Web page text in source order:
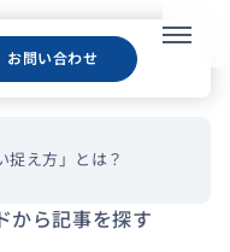
メニュ
お問い合わせ
捉え方」とは？
から記事を探す